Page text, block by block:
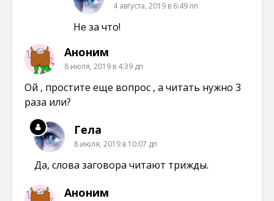
4 августа, 2019 в 6:49 пп
Не за что!
Аноним
8 июля, 2019 в 4:39 дп
Ой , простите еще вопрос , а читать нужно 3
раза или?
Гела
8 июля, 2019 в 10:07 дп
Да, слова заговора читают трижды.
Аноним